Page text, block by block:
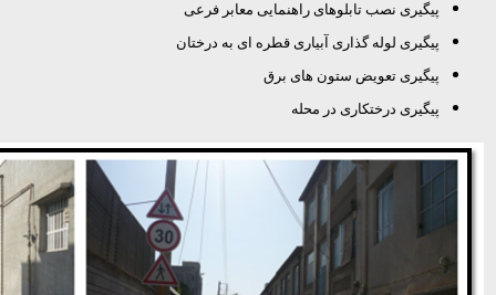
پیگیری نصب تابلوهای راهنمایی معابر فرعی
پیگیری لوله گذاری آبیاری قطره ای به درختان
پیگیری تعویض ستون های برق
پیگیری درختکاری در محله